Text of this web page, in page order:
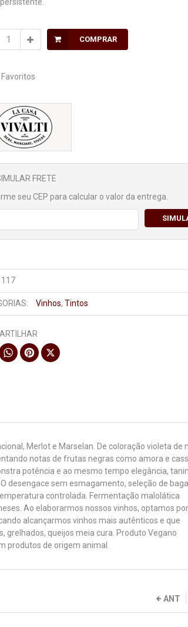
COMPRAR
Favoritos
FRETE
seu CEP para calcular o valor da entrega.
117
Vinhos, Tintos
WhatsApp
Pinterest
X
Merlot e Marselan. De coloração violeta de
notas de frutas negras como amora e
potência e ao mesmo tempo elegância,
desengace sem esmagamento, seleção de
controlada. Fermentação malolática
Ao elaborarmos nossos vinhos, optamos por
alcançarmos vinhos mais autênticos e que
grelhados, queijos meia cura. Produto Vegano
produtos de origem animal.
ANT